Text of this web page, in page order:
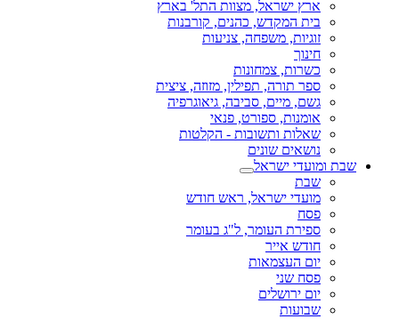
ארץ ישראל, מצוות התל' בארץ
בית המקדש, כהנים, קורבנות
זוגיות, משפחה, צניעות
חינוך
כשרות, צמחונות
ספר תורה, תפילין, מזוזה, ציצית
גשם, מיים, סביבה, גיאוגרפיה
אומנות, ספורט, פנאי
שאלות ותשובות - הקלטות
נושאים שונים
שבת ומועדי ישראל
שבת
מועדי ישראל, ראש חודש
פסח
ספירת העומר, ל"ג בעומר
חודש אייר
יום העצמאות
פסח שני
יום ירושלים
שבועות